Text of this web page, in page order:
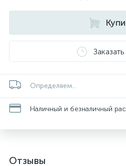
Определяем...
Наличный и безналичный
Отзывы